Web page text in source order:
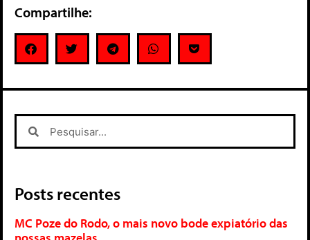
Compartilhe:
Posts recentes
MC Poze do Rodo, o mais novo bode expiatório das